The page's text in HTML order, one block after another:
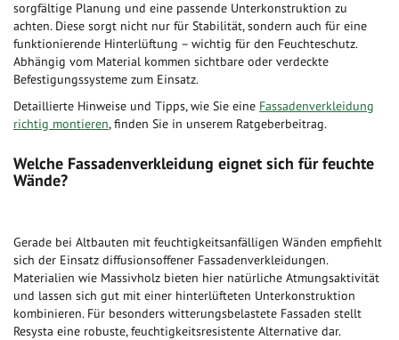
sorgfältige Planung und eine passende Unterkonstruktion zu
achten. Diese sorgt nicht nur für Stabilität, sondern auch für eine
funktionierende Hinterlüftung – wichtig für den Feuchteschutz.
Abhängig vom Material kommen sichtbare oder verdeckte
Befestigungssysteme zum Einsatz.
Detaillierte Hinweise und Tipps, wie Sie eine Fassadenverkleidung
richtig montieren, finden Sie in unserem Ratgeberbeitrag.
Welche Fassadenverkleidung eignet sich für feuchte
Wände?
Gerade bei Altbauten mit feuchtigkeitsanfälligen Wänden empfiehlt
sich der Einsatz diffusionsoffener Fassadenverkleidungen.
Materialien wie Massivholz bieten hier natürliche Atmungsaktivität
und lassen sich gut mit einer hinterlüfteten Unterkonstruktion
kombinieren. Für besonders witterungsbelastete Fassaden stellt
Resysta eine robuste, feuchtigkeitsresistente Alternative dar.